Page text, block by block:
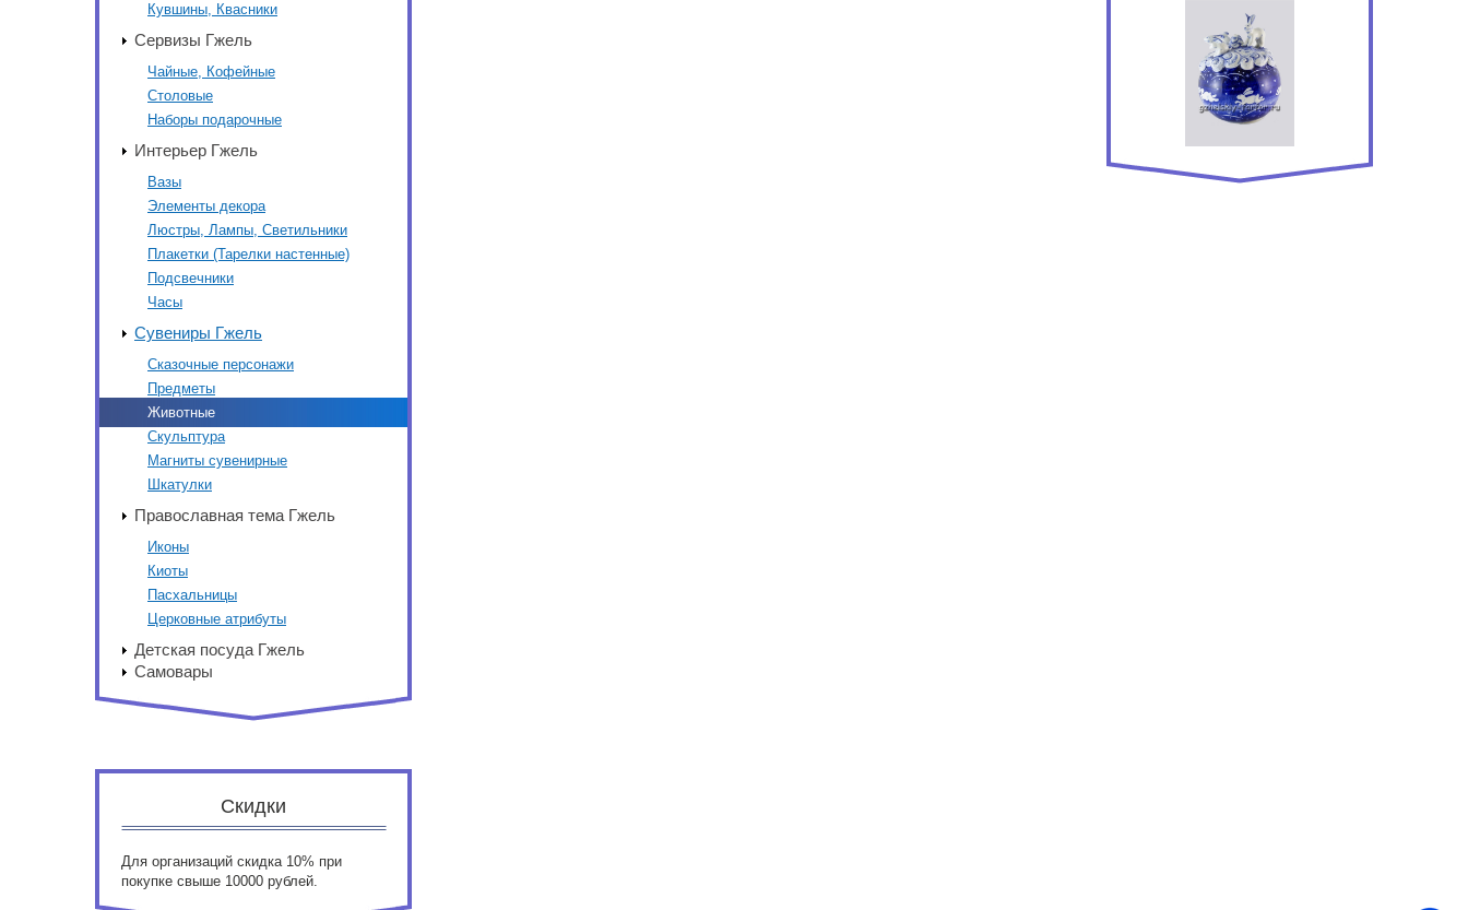
Кувшины, Квасники
Сервизы Гжель
Чайные, Кофейные
Столовые
Наборы подарочные
Интерьер Гжель
Вазы
Элементы декора
Люстры, Лампы, Светильники
Плакетки (Тарелки настенные)
Подсвечники
Часы
Сувениры Гжель
Сказочные персонажи
Предметы
Животные
Скульптура
Магниты сувенирные
Шкатулки
Православная тема Гжель
Иконы
Киоты
Пасхальницы
Церковные атрибуты
Детская посуда Гжель
Самовары
Скидки
Для организаций скидка 10% при
покупке свыше 10000 рублей.